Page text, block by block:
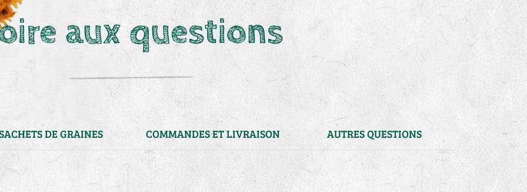
aux questions
DE GRAINES COMMANDES ET LIVRAISON AUTRES QUESTIONS